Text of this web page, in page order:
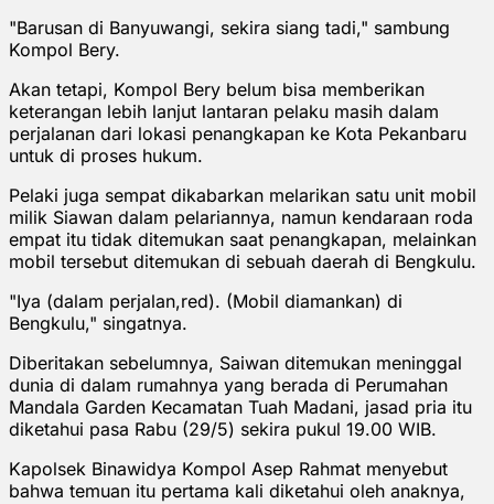
"Barusan di Banyuwangi, sekira siang tadi," sambung
Kompol Bery.
Akan tetapi, Kompol Bery belum bisa memberikan
keterangan lebih lanjut lantaran pelaku masih dalam
perjalanan dari lokasi penangkapan ke Kota Pekanbaru
untuk di proses hukum.
Pelaki juga sempat dikabarkan melarikan satu unit mobil
milik Siawan dalam pelariannya, namun kendaraan roda
empat itu tidak ditemukan saat penangkapan, melainkan
mobil tersebut ditemukan di sebuah daerah di Bengkulu.
"Iya (dalam perjalan,red). (Mobil diamankan) di
Bengkulu," singatnya.
Diberitakan sebelumnya, Saiwan ditemukan meninggal
dunia di dalam rumahnya yang berada di Perumahan
Mandala Garden Kecamatan Tuah Madani, jasad pria itu
diketahui pasa Rabu (29/5) sekira pukul 19.00 WIB.
Kapolsek Binawidya Kompol Asep Rahmat menyebut
bahwa temuan itu pertama kali diketahui oleh anaknya,